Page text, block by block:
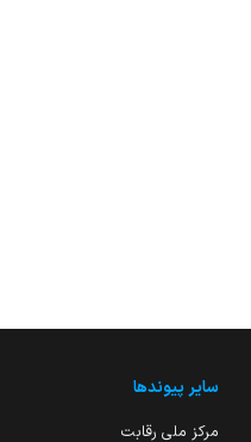
سایر پیوندها
مرکز ملی رقابت